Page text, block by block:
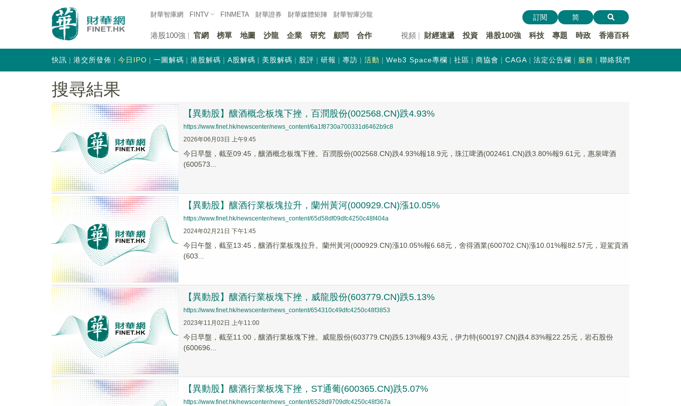
財華智庫網 FINTV FINMETA 財華證券 財華媒體矩陣 財華智庫沙龍
港股100強 官網 榜單 地圖 沙龍 企業 研究 顧問 合作 視頻 財經速遞 投資 港股100強 科技 專題 時政 香港百科
訂閱 简
快訊 港交所發佈 今日IPO 一圖解碼 港股解碼 A股解碼 美股解碼 股評 研報 專訪 活動 Web3 Space專欄 社區 商協會 CAGA 法定公告欄 服務 聯絡我們
搜尋結果
【異動股】釀酒概念板塊下挫，百潤股份(002568.CN)跌4.93%
https://www.finet.hk/newscenter/news_content/6a1f8730a700331d6462b9c8
2026年06月03日 上午9:45
今日早盤，截至09:45，釀酒概念板塊下挫。百潤股份(002568.CN)跌4.93%報18.9元，珠江啤酒(002461.CN)跌3.80%報9.61元，惠泉啤酒
(600573...
【異動股】釀酒行業板塊拉升，蘭州黃河(000929.CN)漲10.05%
https://www.finet.hk/newscenter/news_content/65d58df09dfc4250c48f404a
2024年02月21日 下午1:45
今日午盤，截至13:45，釀酒行業板塊拉升。蘭州黃河(000929.CN)漲10.05%報6.68元，舍得酒業(600702.CN)漲10.01%報82.57元，迎駕貢酒
(603...
【異動股】釀酒行業板塊下挫，威龍股份(603779.CN)跌5.13%
https://www.finet.hk/newscenter/news_content/654310c49dfc4250c48f3853
2023年11月02日 上午11:00
今日早盤，截至11:00，釀酒行業板塊下挫。威龍股份(603779.CN)跌5.13%報9.43元，伊力特(600197.CN)跌4.83%報22.25元，岩石股份
(600696...
【異動股】釀酒行業板塊下挫，ST通葡(600365.CN)跌5.07%
https://www.finet.hk/newscenter/news_content/6528d9709dfc4250c48f367a